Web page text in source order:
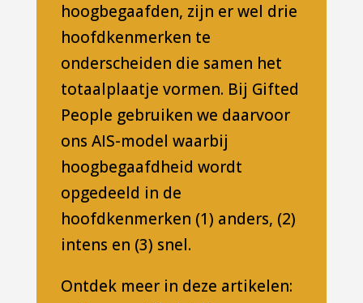
hoogbegaafden, zijn er wel drie
hoofdkenmerken te
onderscheiden die samen het
totaalplaatje vormen. Bij Gifted
People gebruiken we daarvoor
ons AIS-model waarbij
hoogbegaafdheid wordt
opgedeeld in de
hoofdkenmerken (1) anders, (2)
intens en (3) snel.
Ontdek meer in deze artikelen: